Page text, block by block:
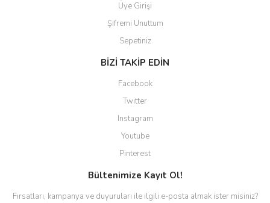
Üye Girişi
Şifremi Unuttum
Sepetiniz
BİZİ TAKİP EDİN
Facebook
Twitter
Instagram
Youtube
Pinterest
Bültenimize Kayıt Ol!
Fırsatları, kampanya ve duyuruları ile ilgili e-posta almak ister misiniz?